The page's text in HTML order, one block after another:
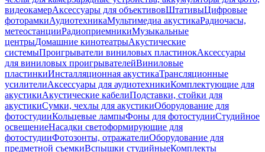
видеокамерАксессуары для объективовШтативыЦифровые
фоторамкиАудиотехникаМультимедиа акустикаРадиочасы,
метеостанцииРадиоприемникиМузыкальные
центрыДомашние кинотеатрыАкустические
системыПроигрыватели виниловых пластинокАксессуары
для виниловых проигрывателейВиниловые
пластинкиИнсталляционная акустикаТрансляционные
усилителиАксессуары для аудиотехникиКомплектующие для
акустикиАкустические кабелиПодставки, стойки для
акустикиСумки, чехлы для акустикиОборудование для
фотостудииКольцевые лампыФоны для фотостудииСтудийное
освещениеНасадки светоформирующие для
фотостудииФотозонты, отражателиОборудование для
предметной съемкиВспышки студийныеКомплекты